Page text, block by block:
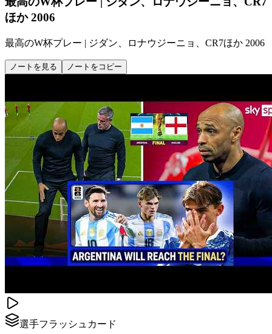
ほか 2006
最高のW杯プレー | ジダン、ロナウジーニョ、CR7ほか 2006
ノートを見る ノートをコピー
選手フラッシュカード